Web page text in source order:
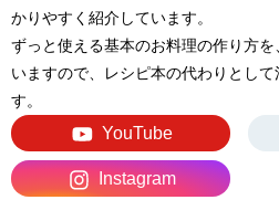
かりやすく紹介しています。
ずっと使える基本のお料理の作り方
いますので、レシピ本の代わりとし
す。
YouTube
Instagram